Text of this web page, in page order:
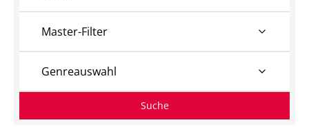
Master-Filter
Genreauswahl
Suche